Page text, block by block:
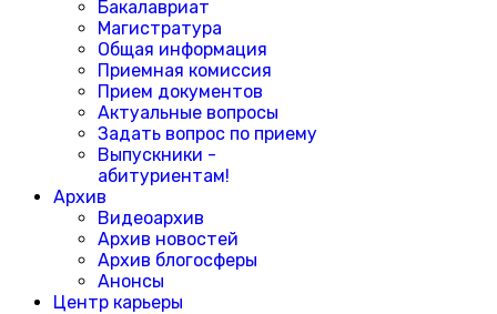
Бакалавриат
Магистратура
Общая информация
Приемная комиссия
Прием документов
Актуальные вопросы
Задать вопрос по приему
Выпускники -
абитуриентам!
Архив
Видеоархив
Архив новостей
Архив блогосферы
Анонсы
Центр карьеры